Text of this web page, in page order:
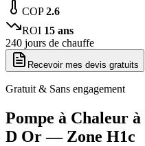
COP2.6
ROI 15 ans
240 jours de chauffe
Recevoir mes devis gratuits
Gratuit & Sans engagement
Pompe à Chaleur à
D Or— Zone H1c